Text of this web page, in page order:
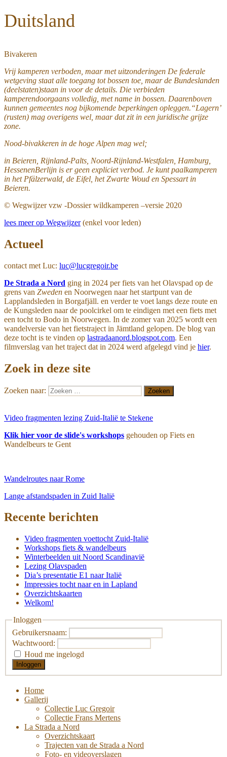
Duitsland
Bivakeren
Vrij kamperen verboden, maar met uitzonderingen De federale
wetgeving staat alle toegang tot bossen toe, maar de Bundeslanden
(deelstaten)staan in voor de details. Die verbieden
kamperendoorgaans volledig, met name in bossen. Daarenboven
kunnen gemeentes nog bijkomende beperkingen opleggen.“Lagern’
(rusten) mag overigens wel, maar dat zit in een juridische grijze
zone.
Nood-bivakkeren in de hoge Alpen mag wel;
in Beieren, Rijnland-Palts, Noord-Rijnland-Westfalen, Hamburg,
HessenenBerlijn is er geen expliciet verbod. Je kunt paalkamperen
in het Pfälzerwald, de Eifel, het Zwarte Woud en Spessart in
Beieren.
© Wegwijzer vzw -Dossier wildkamperen –versie 2020
lees meer op Wegwijzer(enkel voor leden)
Actueel
contact met Luc: luc@lucgregoir.be
De Strada a Nord ging in 2024 per fiets van het Olavspad op de
grens van Zweden en Noorwegen naar het startpunt van de
Lapplandsleden in Borgafjäll. en verder te voet langs deze route en
de Kungsleden naar de poolcirkel om te eindigen met een fiets met
een tocht to Bodo in Noorwegen. In de zomer van 2025 wordt een
wandelversie van het fietstraject in Jämtland gelopen. De blog van
deze tocht is te vinden op lastradaanord.blogspot.com. Een
filmverslag van het traject dat in 2024 werd afgelegd vind je hier.
Zoek in deze site
Zoeken naar: Zoeken
Video fragmenten lezing Zuid-Italië te Stekene
Klik hier voor de slide's workshops gehouden op Fiets en
Wandelbeurs te Gent
Wandelroutes naar Rome
Lange afstandspaden in Zuid Italië
Recente berichten
Video fragmenten voettocht Zuid-Italië
Workshops fiets & wandelbeurs
Winterbeelden uit Noord Scandinavië
Lezing Olavspaden
Dia’s presentatie E1 naar Italië
Impressies tocht naar en in Lapland
Overzichtskaarten
Welkom!
Inloggen
Gebruikersnaam:
Wachtwoord:
Houd me ingelogd
Inloggen
Home
Gallerij
Collectie Luc Gregoir
Collectie Frans Mertens
La Strada a Nord
Overzichtskaart
Trajecten van de Strada a Nord
Foto- en videoverslagen